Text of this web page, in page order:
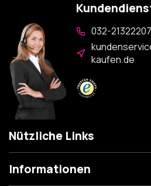
032-
kaufen.de
Nützliche Links
Informationen